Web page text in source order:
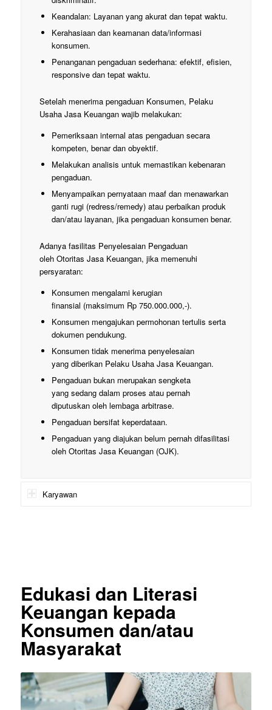
Keandalan: Layanan yang akurat dan tepat waktu.
Kerahasiaan dan keamanan data/informasi
konsumen.
Penanganan pengaduan sederhana: efektif, efisien,
responsive dan tepat waktu.
Setelah menerima pengaduan Konsumen, Pelaku
Usaha Jasa Keuangan wajib melakukan:
Pemeriksaan internal atas pengaduan secara
kompeten, benar dan obyektif.
Melakukan analisis untuk memastikan kebenaran
pengaduan.
Menyampaikan pernyataan maaf dan menawarkan
ganti rugi (redress/remedy) atau perbaikan produk
dan/atau layanan, jika pengaduan konsumen benar.
Adanya fasilitas Penyelesaian Pengaduan
oleh Otoritas Jasa Keuangan, jika memenuhi
persyaratan:
Konsumen mengalami kerugian
finansial (maksimum Rp 750.000.000,-).
Konsumen mengajukan permohonan tertulis serta
dokumen pendukung.
Konsumen tidak menerima penyelesaian
yang diberikan Pelaku Usaha Jasa Keuangan.
Pengaduan bukan merupakan sengketa
yang sedang dalam proses atau pernah
diputuskan oleh lembaga arbitrase.
Pengaduan bersifat keperdataan.
Pengaduan yang diajukan belum pernah difasilitasi
oleh Otoritas Jasa Keuangan (OJK).
Karyawan
Edukasi dan Literasi
Keuangan kepada
Konsumen dan/atau
Masyarakat